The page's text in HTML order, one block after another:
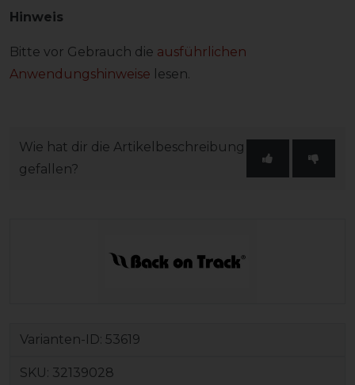
Hinweis
Bitte vor Gebrauch die ausführlichen
Anwendungshinweise lesen.
Wie hat dir die Artikelbeschreibung
gefallen?
Varianten-ID: 53619
SKU: 32139028